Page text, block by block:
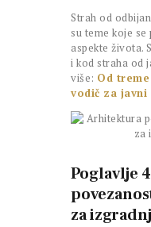
Strah od
su teme koje
aspekte života.
i kod straha od
više: Od
vodič za javni
Poglavlje
za